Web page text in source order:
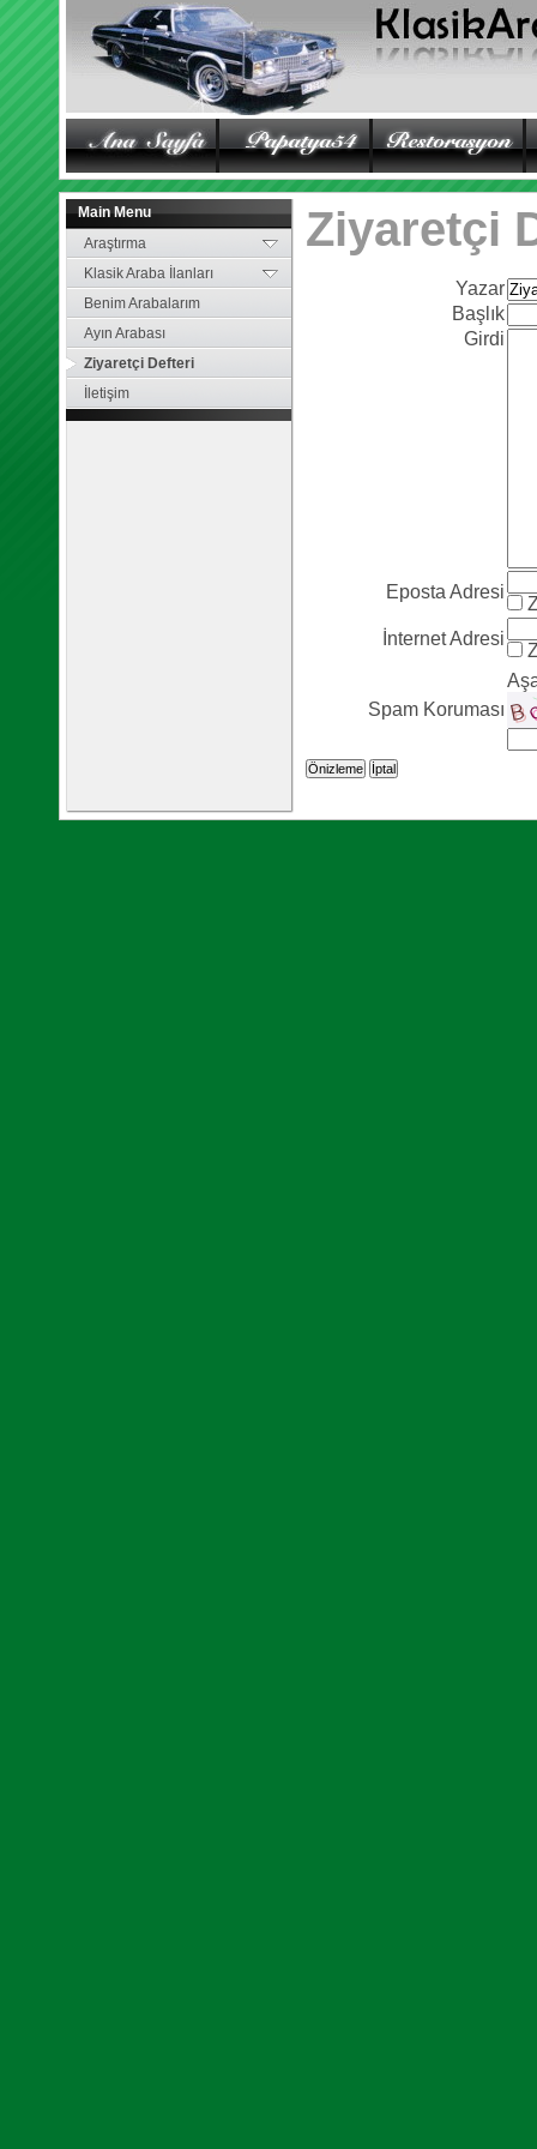
AnaSayfa Papatya54 Restorasyon
Main Menu
Araştırma
Klasik Araba İlanları
Benim Arabalarım
Ayın Arabası
Ziyaretçi Defteri
İletişim
Ziyaretçi
Yazar
Başlık
Girdi
Eposta Adresi
İnternet Adresi
Spam Koruması